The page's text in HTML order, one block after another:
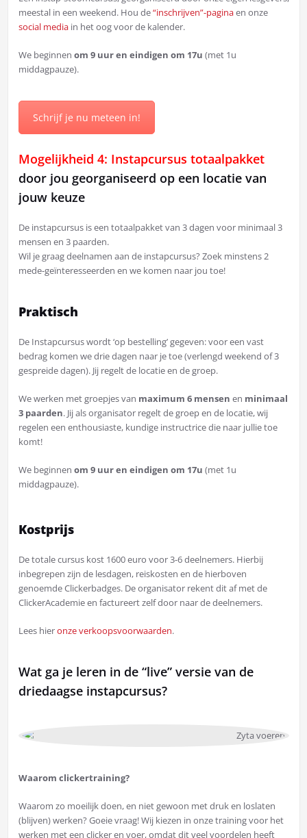
meestal in een weekend. Hou de“inschrijven”-paginaen onze
social mediain het oog voor de kalender.
We beginnen om 9 uur en eindigen om 17u (met 1u
middagpauze).
Schrijf je nu meteen in!
Mogelijkheid 4: Instapcursus totaalpakket
door jou georganiseerd op een locatie van
jouw keuze
De instapcursus is een totaalpakket van 3 dagen voor minimaal 3
mensen en 3 paarden.
Wil je graag deelnamen aan de instapcursus? Zoek minstens 2
mede-geïnteresseerden en we komen naar jou toe!
Praktisch
De Instapcursus wordt ‘op bestelling’ gegeven: voor een vast
bedrag komen we drie dagen naar je toe (verlengd weekend of 3
gespreide dagen). Jij regelt de locatie en de groep.
We werken met groepjes van maximum 6 mensen en minimaal
3 paarden. Jij als organisator regelt de groep en de locatie, wij
regelen een enthousiaste, kundige instructrice die naar jullie toe
komt!
We beginnen om 9 uur en eindigen om 17u (met 1u
middagpauze).
Kostprijs
De totale cursus kost 1600 euro voor 3-6 deelnemers. Hierbij
inbegrepen zijn de lesdagen, reiskosten en de hierboven
genoemde Clickerbadges. De organisator rekent dit af met de
ClickerAcademie en factureert zelf door naar de deelnemers.
Lees hieronze verkoopsvoorwaarden.
Wat ga je leren in de “live” versie van de
driedaagse instapcursus?
Waarom clickertraining?
Waarom zo moeilijk doen, en niet gewoon met druk en loslaten
(blijven) werken? Goeie vraag! Wij kiezen in onze training voor het
werken met een clicker en voer, omdat dit veel voordelen heeft